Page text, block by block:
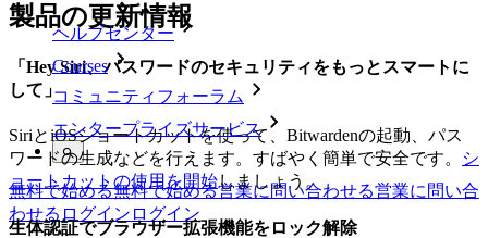
ヘルプセンター
Courses
コミュニティフォーラム
エンタープライズサービス
無料で始める無料で始める営業に問い合わせる営業に問い合
わせる ログイン ログイン
製品の更新情報
「Hey Siri、パスワードのセキュリティをもっとスマートに
して」
SiriとiOSショートカットを使って、Bitwardenの起動、パス
ワードの生成などを行えます。すばやく簡単で安全です。
シ
ョートカットの使用を開始しましょう。
生体認証でブラウザー拡張機能をロック解除